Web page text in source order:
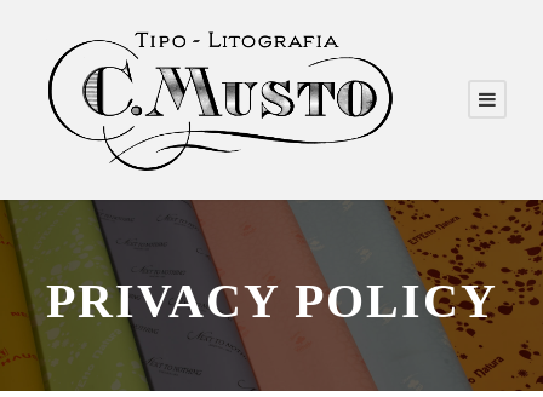
PRIVACY POLICY